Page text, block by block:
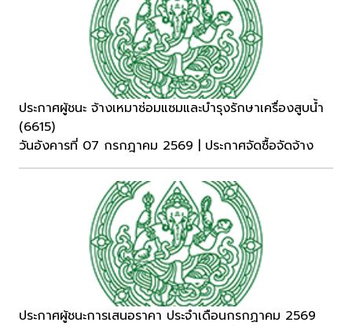
ประกาศผู้ชนะ จ้างเหมาซ่อมแซมและบำรุงรักษาเครื่องสูบน้ำ
(6615)
วันอังคารที่ 07 กรกฎาคม 2569 | ประกาศจัดซื้อจัดจ้าง
ประกาศผู้ชนะการเสนอราคา ประจำเดือนกรกฏาคม 2569